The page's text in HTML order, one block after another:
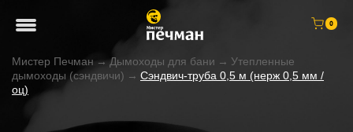
0
Мистер Печман →Дымоходы для бани → Утепленные
дымоходы (сэндвичи) → Сэндвич-труба 0,5 м (нерж 0,5 мм /
оц)